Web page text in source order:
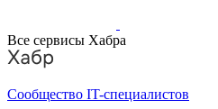
Все сервисы Хабра
Сообщество IT-специалистов